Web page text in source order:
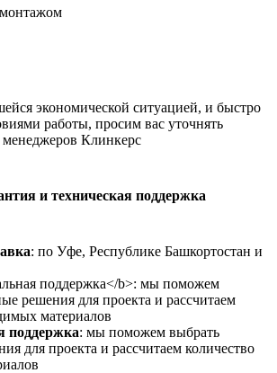
монтажом
экономической ситуацией, и быстро
работы, просим вас уточнять
Клинкерс
и техническая поддержка
: по Уфе, Республике Башкортостан и
поддержка: мы поможем выбрать
для проекта и рассчитаем количество